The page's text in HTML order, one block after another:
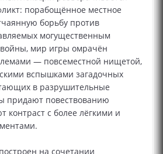
порабощённое местное
борьбу против
могущественным
мир игры омрачён
— повсеместной нищетой,
вспышками загадочных
в разрушительные
придают повествованию
контраст с более лёгкими и
построен на сочетании